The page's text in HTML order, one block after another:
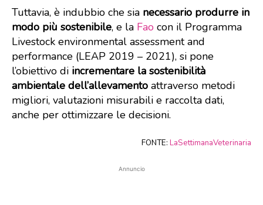
Tuttavia, è indubbio che sia necessario produrre in
modo più sostenibile, e la Fao con il Programma
Livestock environmental assessment and
performance (LEAP 2019 – 2021), si pone
l’obiettivo di incrementare la sostenibilità
ambientale dell’allevamento attraverso metodi
migliori, valutazioni misurabili e raccolta dati,
anche per ottimizzare le decisioni.
FONTE: LaSettimanaVeterinaria
Annuncio